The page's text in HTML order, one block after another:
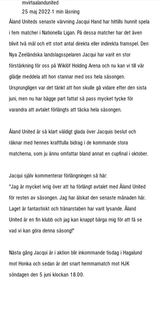
mvirtaalandunited
25 maj 2022 1 min läsning
Åland Uniteds senaste värvning Jacqui Hand har hittills hunnit spela
i fem matcher i Nationella Ligan. På dessa matcher har det även
blivit två mål och ett stort antal direkta eller indirekta framspel. Den
Nya Zeeländska landslagsspelaren Jacqui har varit en stor
förstärkning för oss på Wiklöf Holding Arena och nu kan vi till vår
glädje meddela att hon stannar med oss hela säsongen.
Ursprungligen var det tänkt att hon skulle gå vidare efter den sista
juni, men nu har bägge part fattat så pass mycket tycke för
varandra att avtalet förlängts att täcka hela säsongen.
Åland United är så klart väldigt glada över Jacquis beslut och
räknar med hennes kraftfulla bidrag i de kommande stora
matcherna, som ju ännu omfattar bland annat en cupfinal i oktober.
Jacqui själv kommenterar förlängningen så här:
"Jag är mycket ivrig över att ha förlängt avtalet med Åland United
för resten av säsongen. Jag har älskat den senaste månaden här.
Laget är fantastiskt och tränarstaben har varit lysande. Åland
United är en fin klubb och jag kan knappt bärga mig för att få se
vad vi kan göra denna säsong!"
Nästa gång Jacqui är i aktion blir inkommande tisdag i Hagalund
mot Honka och sedan är det snart hemmamatch mot HJK
söndagen den 5 juni klockan 18.00.